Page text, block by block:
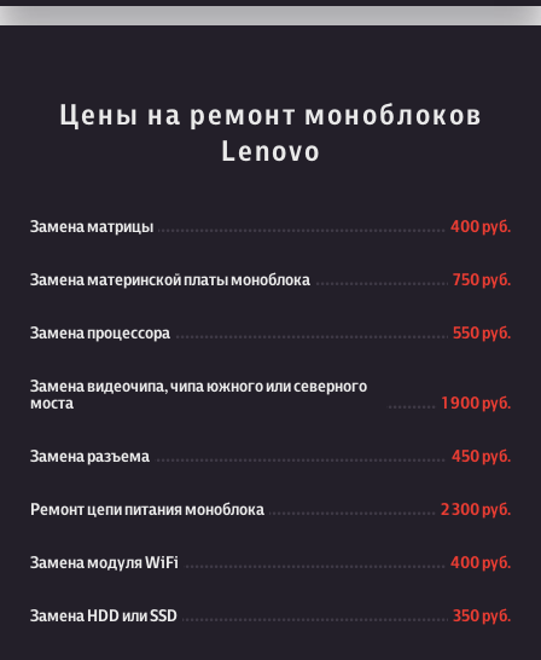
Цены на ремонт моноблоков
Lenovo
Замена матрицы 400 руб.
Замена материнской платы моноблока 750 руб.
Замена процессора 550 руб.
Замена видеочипа, чипа южного или северного
моста
1 900 руб.
Замена разъема 450 руб.
Ремонт цепи питания моноблока 2 300 руб.
Замена модуля WiFi 400 руб.
Замена HDD или SSD 350 руб.